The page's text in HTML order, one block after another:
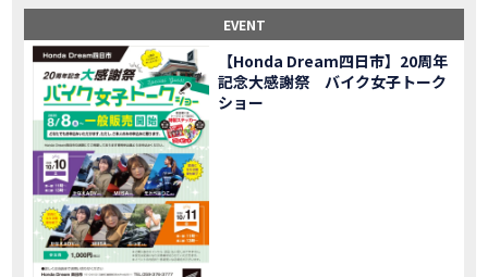
MOVIE 2025X-ADV 最高の旅バイクで街乗りも最適！ADVが20台でツーリングしました｜Honda ADV160
NEW BIKENEWS CB1000F販売中！！
MOVIE 【バイク女子】ごめんなさい。大切なツーリングでやらかしてしまった…
MOVIE 【バイク女子】下道444kmぶっ通しで走った結果がヤバかった
MOVIE 【バイク女子】最安！三重→東京〇〇〇円で行けちゃった
MOVIE 新型スーパーカブ110レビュー！C125 CT125で女子ツーリング 最高！Honda Super Cub(JA59)
MOVIE 【世界一の燃費Super cub】給油せずにどこまで行けるかやってみたら大変なことになりました
MOVIE 【バイク女子の挑戦】世界一の最強バイクでついにやります。
MOVIE 【バイク女子】この動画を見たらイライラするかもしれません。ごめんなさい。
MOVIE 【バイク用ドラレコ】センサーで感知！駐車場でバイクの周りを…
EVENT
【Honda Dream四日市】20周年
記念大感謝祭 バイク女子トーク
ショー